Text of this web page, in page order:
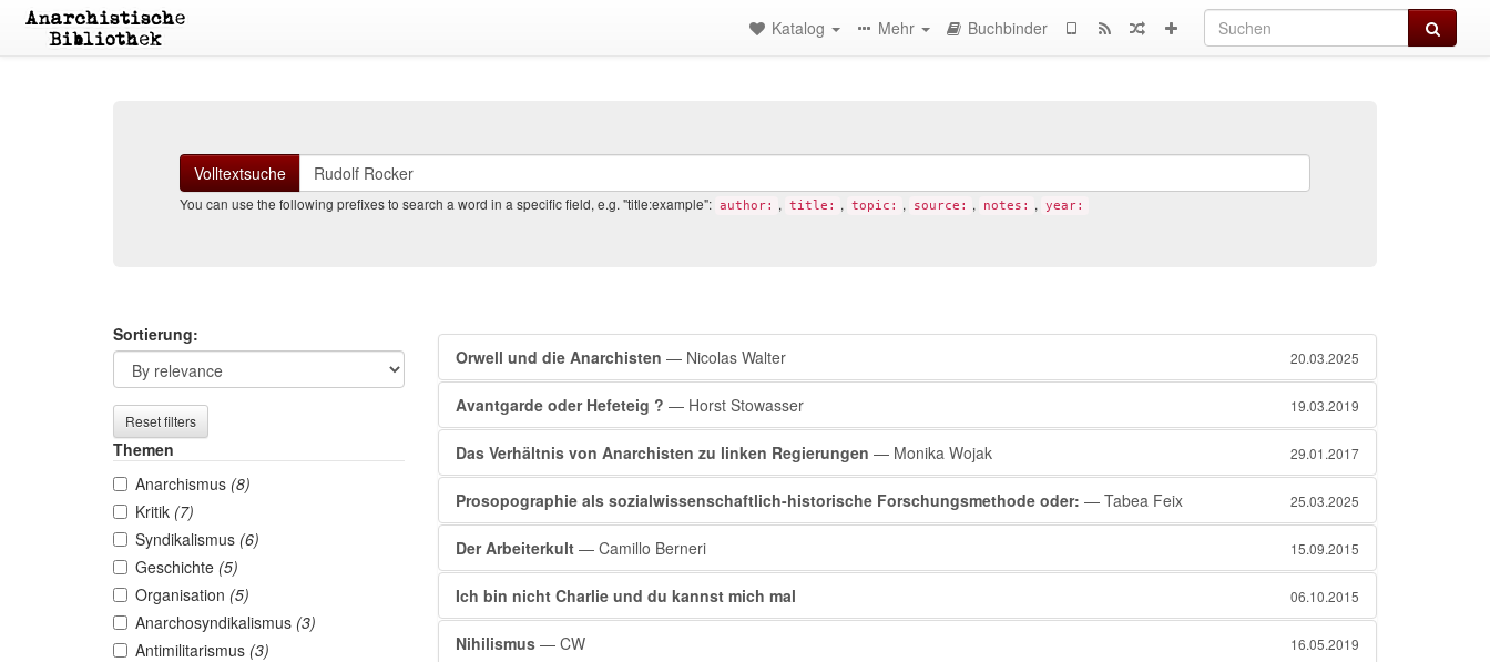
Suchen
Katalog Mehr Buchbinder
Volltextsuche
You can use the following prefixes to search a word in a specific field, e.g. "title:example": author: , title: , topic: , source: , notes: , year:
Search
filters
Sortierung:
Reset filters
Themen
Anarchismus (8)
Kritik (7)
Syndikalismus (6)
Geschichte (5)
Organisation (5)
Anarchosyndikalismus (3)
Antimilitarismus (3)
Search
results
Orwell und die Anarchisten — Nicolas Walter 20.03.2025
Avantgarde oder Hefeteig ? — Horst Stowasser 19.03.2019
Das Verhältnis von Anarchisten zu linken Regierungen — Monika Wojak 29.01.2017
Prosopographie als sozialwissenschaftlich-historische Forschungsmethode oder: — Tabea Feix 25.03.2025
Der Arbeiterkult— Camillo Berneri 15.09.2015
Ich bin nicht Charlie und du kannst mich mal 06.10.2015
Nihilismus— CW 16.05.2019